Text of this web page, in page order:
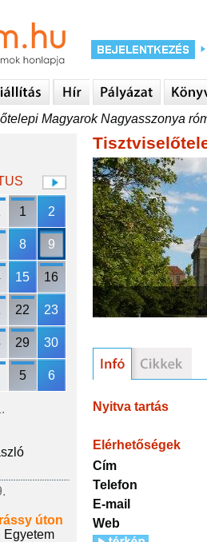
Magyarok Nagyasszonya
1 2
8 9
15 16
22 23
29 30
5 6
úton
Egyetem
Nyitva tartás
Elérhetőségek
Cím
Telefon
E-mail
Web